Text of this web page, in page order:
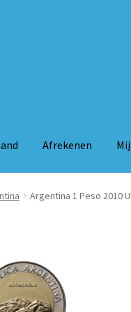
Afrekenen
Mijn account Alg. voorw.
Argentina 1 Peso 2010